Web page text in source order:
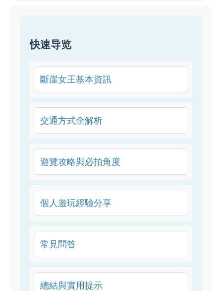
快速导览
斷崖女王基本資訊
交通方式全解析
遊覽攻略與必拍角度
個人遊玩經驗分享
常見問答
總結與實用提示